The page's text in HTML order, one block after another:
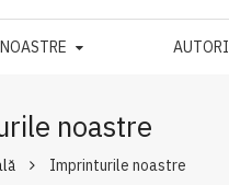
AUTORI
noastre
Imprinturile noastre